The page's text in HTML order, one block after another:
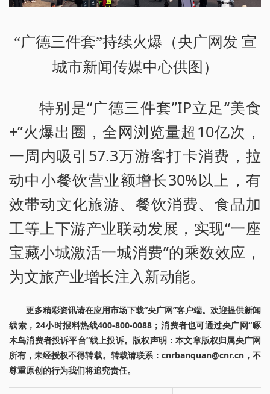
“广德三件套”持续火爆（央广网发 宣
城市新闻传媒中心供图）
特别是“广德三件套”IP立足“美食
+”火爆出圈，全网浏览量超10亿次，
一周内吸引57.3万游客打卡消费，拉
动中小餐饮营业额增长30%以上，有
效带动文化旅游、餐饮消费、食品加
工等上下游产业联动发展，实现“一座
宝藏小城激活一城消费”的乘数效应，
为文旅产业增长注入新动能。
更多精彩资讯请在应用市场下载“央广网”客户端。欢迎提供新闻
线索，24小时报料热线400-800-0088；消费者也可通过央广网“啄
木鸟消费者投诉平台”线上投诉。版权声明：本文章版权归属央广网
所有，未经授权不得转载。转载请联系：cnrbanquan@cnr.cn，不
尊重原创的行为我们将追究责任。